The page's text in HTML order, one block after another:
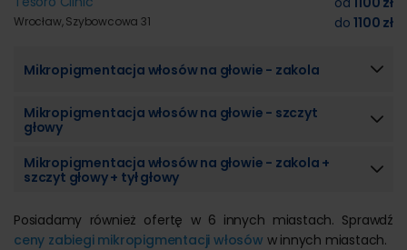
Wrocław, Szybowcowa 31
do1100 zł
Mikropigmentacja włosów na głowie - zakola
Mikropigmentacja włosów na głowie - szczyt
głowy
Mikropigmentacja włosów na głowie - zakola +
szczyt głowy + tył głowy
Posiadamy również ofertę w 6 innych miastach. Sprawdź
ceny zabiegi mikropigmentacji włosów w innych miastach.